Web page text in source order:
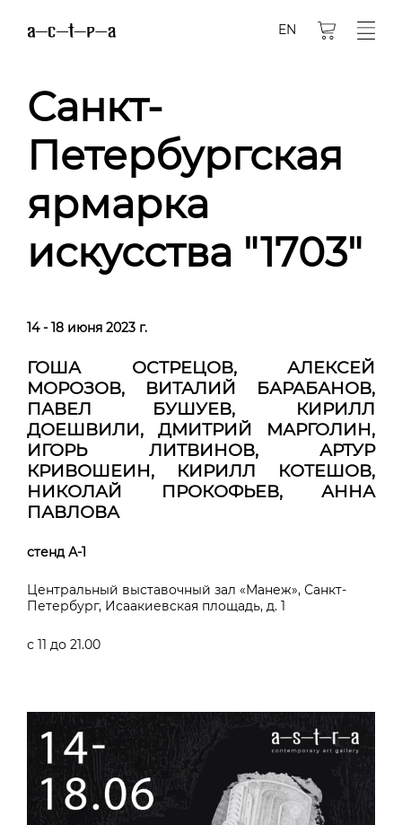
EN
Санкт-
Петербургская
ярмарка
искусства "1703"
14 - 18 июня 2023 г.
ГОША ОСТРЕЦОВ, АЛЕКСЕЙ
МОРОЗОВ, ВИТАЛИЙ БАРАБАНОВ,
ПАВЕЛ БУШУЕВ, КИРИЛЛ
ДОЕШВИЛИ, ДМИТРИЙ МАРГОЛИН,
ИГОРЬ ЛИТВИНОВ, АРТУР
КРИВОШЕИН, КИРИЛЛ КОТЕШОВ,
НИКОЛАЙ ПРОКОФЬЕВ, АННА
ПАВЛОВА
стенд А-1
Центральный выставочный зал «Манеж», Санкт-
Петербург, Исаакиевская площадь, д. 1
с 11 до 21.00